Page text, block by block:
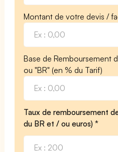
Montant de votre devis /
Base de Remboursement
ou "BR" (en % du Tarif)
Taux de remboursement
du BR et / ou euros) *